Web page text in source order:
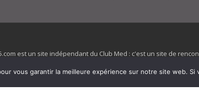
est un site indépendant du Club Med : c'est un site de
une marque déposée. Spirit 45 et son forum ne sont pas liés
est : www.clubmed.fr Les images de fond de page de cette
vous garantir la meilleure expérience sur notre site web.